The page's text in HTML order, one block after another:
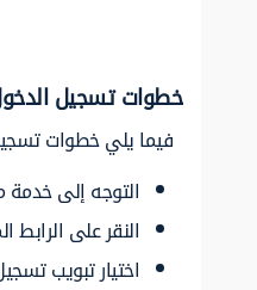
خطوات تسجيل
فيما يلي خطوات
التوجه إلى
النقر على
اختيار تبويب